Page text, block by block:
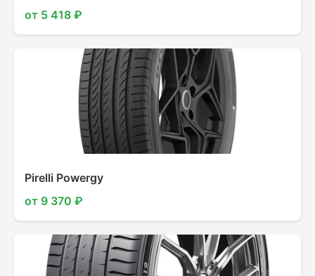
от 5 418 ₽
Pirelli Powergy
от 9 370 ₽